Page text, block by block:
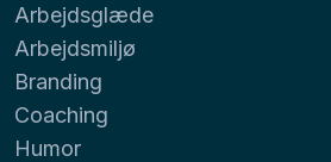
Arbejdsglæde
Arbejdsmiljø
Branding
Coaching
Humor